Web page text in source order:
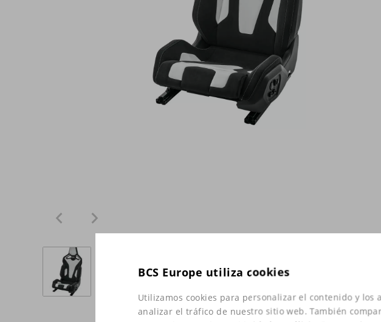
BCS Europe utiliza cookies
Utilizamos cookies para personalizar el contenido y
analizar el tráfico de nuestro sitio web. También